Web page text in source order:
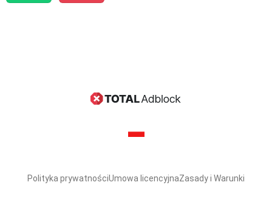
Polityka prywatnościUmowa licencyjnaZasady i Warunki